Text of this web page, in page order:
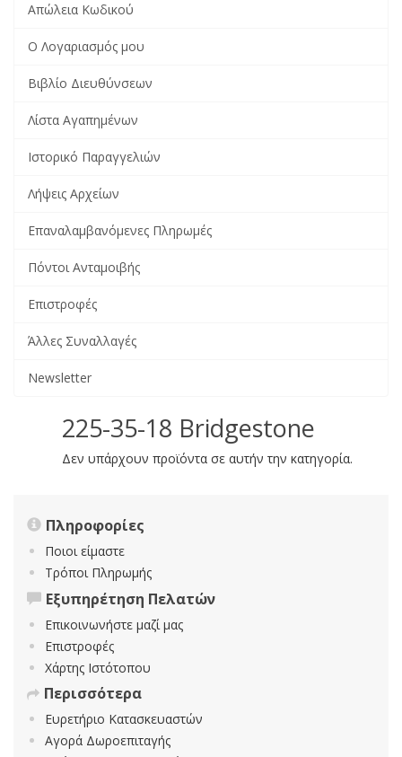
Απώλεια Κωδικού
Ο Λογαριασμός μου
Βιβλίο Διευθύνσεων
Λίστα Αγαπημένων
Ιστορικό Παραγγελιών
Λήψεις Αρχείων
Επαναλαμβανόμενες Πληρωμές
Πόντοι Ανταμοιβής
Επιστροφές
Άλλες Συναλλαγές
Newsletter
225-35-18 Bridgestone
Δεν υπάρχουν προϊόντα σε αυτήν την κατηγορία.
Πληροφορίες
Ποιοι είμαστε
Τρόποι Πληρωμής
Εξυπηρέτηση Πελατών
Επικοινωνήστε μαζί μας
Επιστροφές
Χάρτης Ιστότοπου
Περισσότερα
Ευρετήριο Κατασκευαστών
Αγορά Δωροεπιταγής